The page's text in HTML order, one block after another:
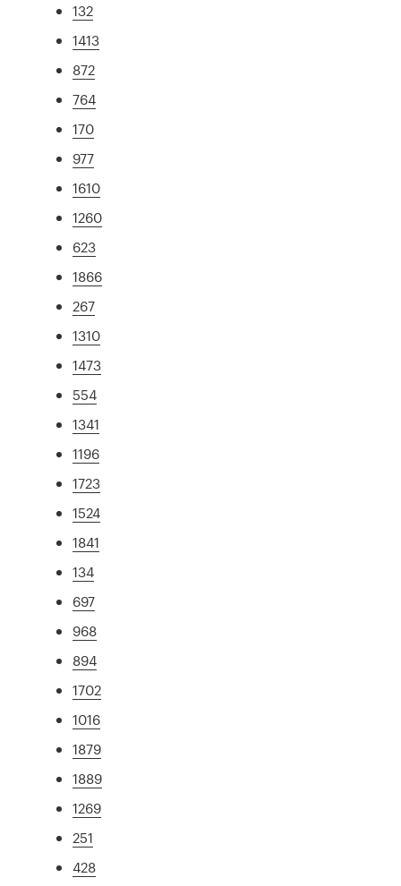
132
1413
872
764
170
977
1610
1260
623
1866
267
1310
1473
554
1341
1196
1723
1524
1841
134
697
968
894
1702
1016
1879
1889
1269
251
428